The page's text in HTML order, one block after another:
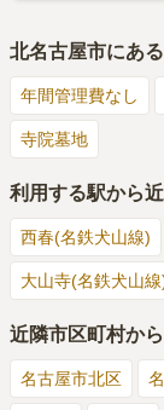
北名古屋市にあ
年間管理費なし
寺院墓地
利用する駅から
西春(名鉄犬山線)
大山寺(名鉄犬山線
近隣市区町村か
名古屋市北区